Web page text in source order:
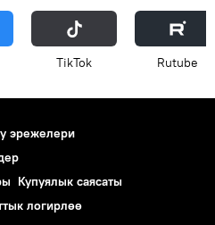
ТikТоk Rutube
эрежелери
Купуялык саясаты
логирлөө